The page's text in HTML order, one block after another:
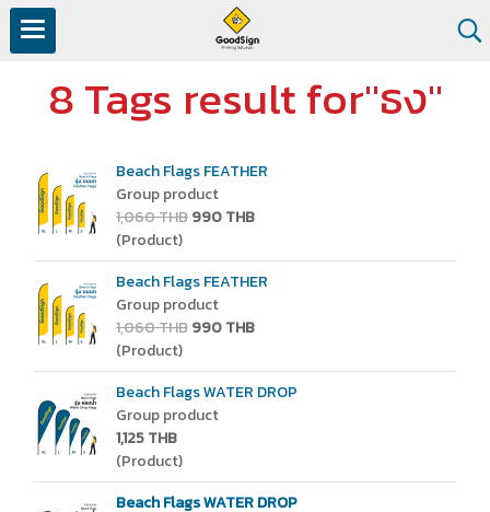
8 Tags result for"ธง"
Beach Flags FEATHER
Group product
1,060 THB990 THB
(Product)
Beach Flags FEATHER
Group product
1,060 THB990 THB
(Product)
Beach Flags WATER DROP
Group product
1,125 THB
(Product)
Beach Flags WATER DROP